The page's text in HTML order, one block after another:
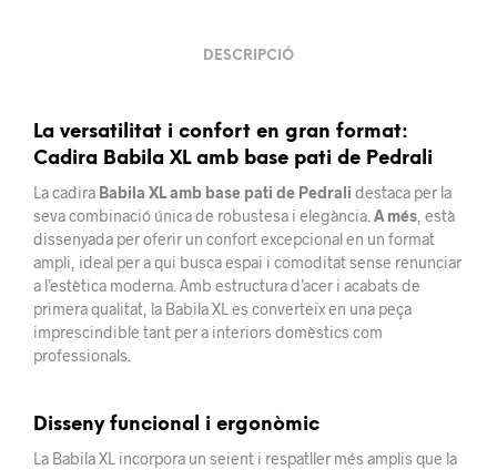
DESCRIPCIÓ
La versatilitat i confort en gran format:
Cadira Babila XL amb base pati de Pedrali
La cadira Babila XL amb base pati de Pedrali destaca per la
seva combinació única de robustesa i elegància. A més , està
dissenyada per oferir un confort excepcional en un format
ampli, ideal per a qui busca espai i comoditat sense renunciar
a l’estètica moderna. Amb estructura d’acer i acabats de
primera qualitat, la Babila XL es converteix en una peça
imprescindible tant per a interiors domèstics com
professionals.
Disseny funcional i ergonòmic
La Babila XL incorpora un seient i respatller més amplis que la